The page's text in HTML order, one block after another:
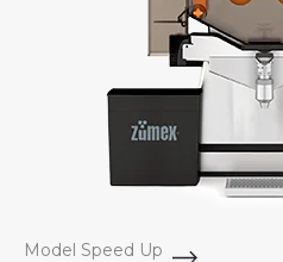
Model Speed Up